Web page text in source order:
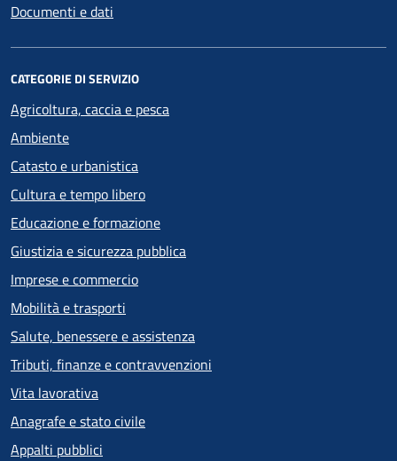
Documenti e dati
CATEGORIE DI SERVIZIO
Agricoltura, caccia e pesca
Ambiente
Catasto e urbanistica
Cultura e tempo libero
Educazione e formazione
Giustizia e sicurezza pubblica
Imprese e commercio
Mobilità e trasporti
Salute, benessere e assistenza
Tributi, finanze e contravvenzioni
Vita lavorativa
Anagrafe e stato civile
Appalti pubblici